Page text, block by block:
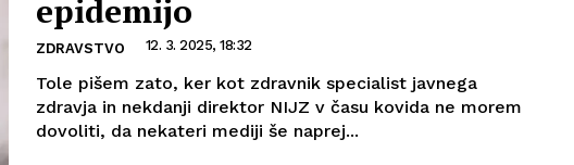
epidemijo
ZDRAVSTVO 12. 3. 2025, 18:32
Tole pišem zato, ker kot zdravnik specialist javnega
zdravja in nekdanji direktor NIJZ v času kovida ne morem
dovoliti, da nekateri mediji še naprej...